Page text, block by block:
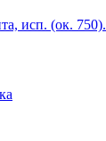
исп. (ок. 750).